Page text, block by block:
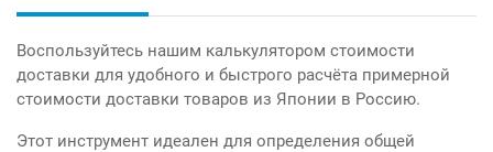
Воспользуйтесь нашим калькулятором стоимости
доставки для удобного и быстрого расчёта примерной
стоимости доставки товаров из Японии в Россию.
Этот инструмент идеален для определения общей